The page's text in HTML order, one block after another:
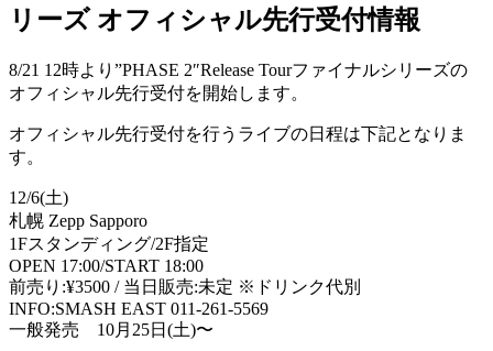
リーズ オフィシャル先行受付情報
8/21 12時より”PHASE 2″Release Tourファイナルシリーズの
オフィシャル先行受付を開始します。
オフィシャル先行受付を行うライブの日程は下記となりま
す。
12/6(土)
札幌 Zepp Sapporo
1Fスタンディング/2F指定
OPEN 17:00/START 18:00
前売り:¥3500 / 当日販売:未定 ※ドリンク代別
INFO:SMASH EAST 011-261-5569
一般発売 10月25日(土)〜